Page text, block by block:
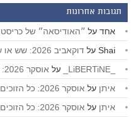
תגובות אחרונות
אחד על ״האודיסאה״ של
Shai על דוקאביב 2026: שש או שבע המלצות
על אוסקר 2026: כל הזוכים
איתן על אוסקר 2026: כל הזוכים
איתן על אוסקר 2026: כל הזוכים